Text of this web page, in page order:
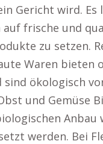
Gericht wird. Es
auf frische und
zu setzen.
Waren bieten
sind ökologisch
und Gemüse
Anbau
werden. Bei